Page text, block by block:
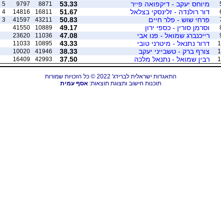
מיוחס יעקב - דיקפואה פייר 53.33
8871
9797
5
דור רולנדה - זלינסקי בצלאל 51.67
16811
14816
4
פרחי שוש - פלר חיים 50.83
43211
41597
3
וסרמן סורין - כספי ירון 49.17
10889
41550
רייכנברג שמואל - פנו אבי 47.08
11036
23620
דרור נתנאל - מיטרני טובי 43.33
10895
11033
צורף ברק - טשבייני יעקב 38.33
41946
10020
רבין שמואל - נתנאל מלכה 37.50
42993
16409
התאגדות ישראלית לברידג' 2022 © כל הזכויות שמורות
תוכנות חישוב ותצוגת תוצאות:אסף עמית